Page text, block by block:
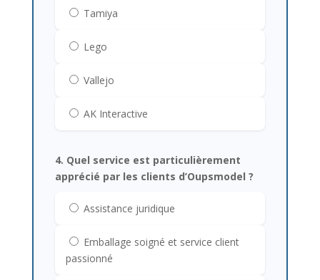
Tamiya
Lego
Vallejo
AK Interactive
4. Quel service est particulièrement
apprécié par les clients d’Oupsmodel ?
Assistance juridique
Emballage soigné et service client
passionné